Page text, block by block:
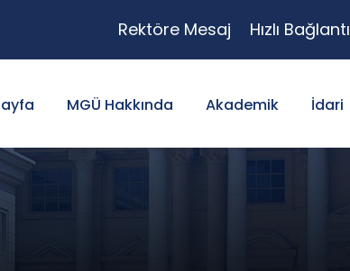
Rektöre Mesaj Hızlı Bağlantı
MGÜ Hakkında Akademik İdari